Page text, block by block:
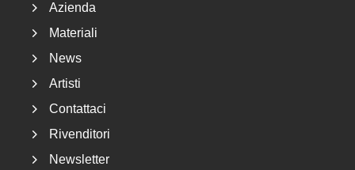
Azienda
Materiali
News
Artisti
Contattaci
Rivenditori
Newsletter